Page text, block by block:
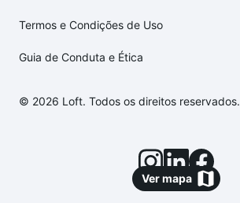
Ver mapa
Termos e Condições de Uso
Guia de Conduta e Ética
© 2026 Loft. Todos os direitos reservados.